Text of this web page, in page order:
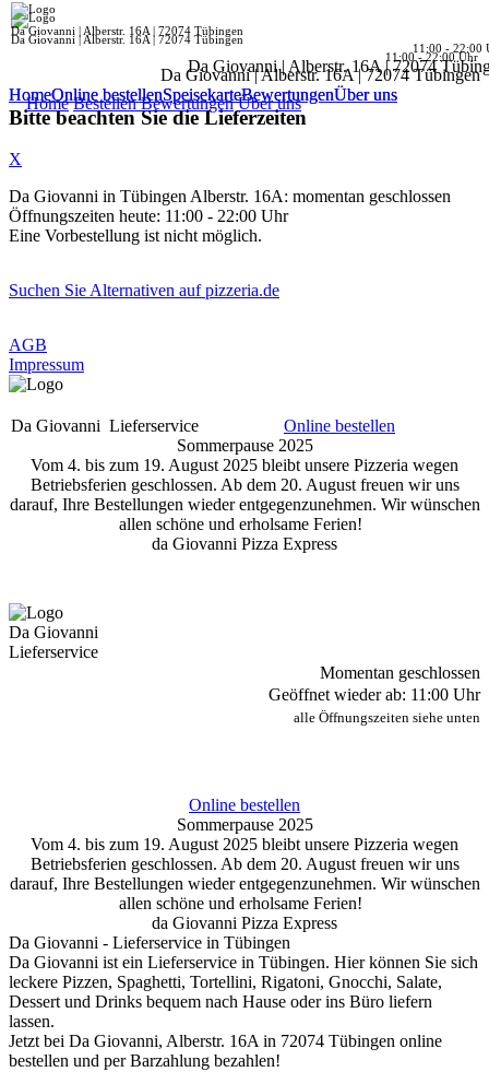
Da Giovanni | Alberstr. 16A | 72074 Tübingen
11:00 - 22:00
Da Giovanni | Alberstr. 16A | 72074
Home BestellenBewertungen Über uns
Da Giovanni | Alberstr. 16A | 72074 Tübingen
11:00 - 22:00 Uhr
Da Giovanni | Alberstr. 16A | 72074 Tübingen
HomeOnline bestellenSpeisekarteBewertungenÜber uns
HomeOnline bestellenSpeisekarteBewertungenÜber uns
Bitte beachten Sie die Lieferzeiten
X
Da Giovanni in Tübingen Alberstr. 16A: momentan geschlossen
Öffnungszeiten heute: 11:00 - 22:00 Uhr
Eine Vorbestellung ist nicht möglich.
Suchen Sie Alternativen auf pizzeria.de
AGB
Impressum
Da Giovanni Lieferservice
Online bestellen
Sommerpause 2025
Vom 4. bis zum 19. August 2025 bleibt unsere Pizzeria wegen
Betriebsferien geschlossen. Ab dem 20. August freuen wir uns
darauf, Ihre Bestellungen wieder entgegenzunehmen. Wir wünschen
allen schöne und erholsame Ferien!
da Giovanni Pizza Express
Da Giovanni
Lieferservice
Momentan geschlossen
Geöffnet wieder ab: 11:00 Uhr
alle Öffnungszeiten siehe unten
Online bestellen
Sommerpause 2025
Vom 4. bis zum 19. August 2025 bleibt unsere Pizzeria wegen
Betriebsferien geschlossen. Ab dem 20. August freuen wir uns
darauf, Ihre Bestellungen wieder entgegenzunehmen. Wir wünschen
allen schöne und erholsame Ferien!
da Giovanni Pizza Express
Da Giovanni - Lieferservice in Tübingen
Da Giovanni ist ein Lieferservice in Tübingen. Hier können Sie sich
leckere Pizzen, Spaghetti, Tortellini, Rigatoni, Gnocchi, Salate,
Dessert und Drinks bequem nach Hause oder ins Büro liefern
lassen.
Jetzt bei Da Giovanni, Alberstr. 16A in 72074 Tübingen online
bestellen und per Barzahlung bezahlen!